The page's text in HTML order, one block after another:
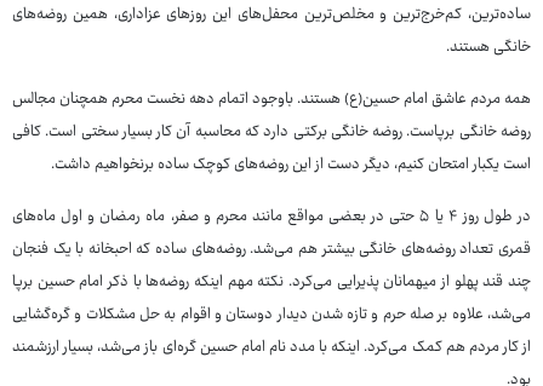
ساده‌ترین، کم‌خرج‌ترین و مخلص‌ترین محفل‌های این روزهای عزاداری، همین روضه‌های
خانگی هستند.
همه مردم عاشق امام حسین(ع) هستند. باوجود اتمام دهه نخست محرم همچنان مجالس
روضه خانگی برپاست. روضه خانگی برکتی دارد که محاسبه آن کار بسیار سختی است. کافی
است یکبار امتحان کنیم، دیگر دست از این روضه‌های کوچک ساده برنخواهیم داشت.
در طول روز ۴ یا ۵ حتی در بعضی مواقع مانند محرم و صفر، ماه رمضان و اول ماه‌های
قمری تعداد روضه‌های خانگی بیشتر هم می‌شد. روضه‌های ساده که احبخانه با یک فنجان
چند قند پهلو از میهمانان پذیرایی می‌کرد. نکته مهم اینکه روضه‌ها با ذکر امام حسین برپا
می‌شد، علاوه بر صله حرم و تازه شدن دیدار دوستان و اقوام به حل مشکلات و گره‌گشایی
از کار مردم هم کمک می‌کرد. اینکه با مدد نام امام حسین گره‌ای باز می‌شد، بسیار ارزشمند